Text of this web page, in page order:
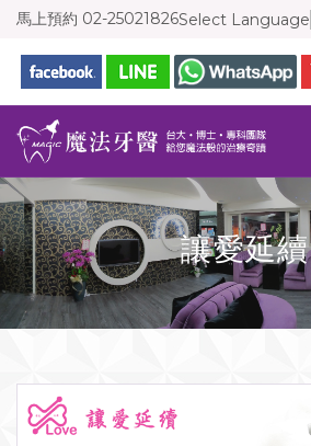
馬上預約 02-25021826Select Language
讓愛延續